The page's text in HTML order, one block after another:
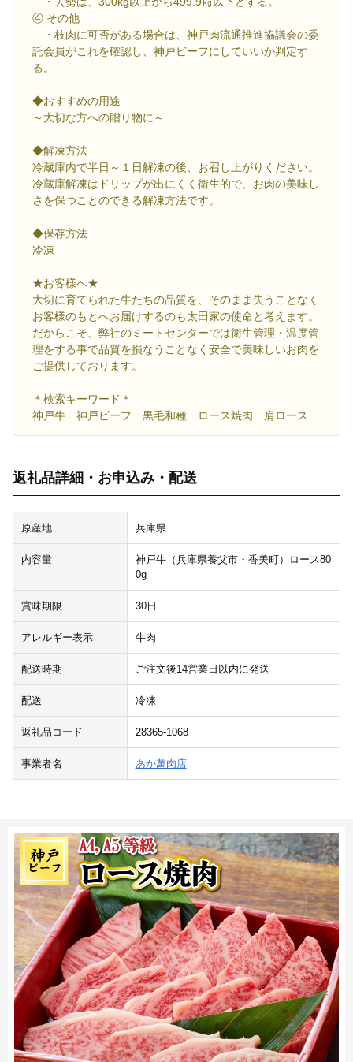
④ その他
・枝肉に可否がある場合は、神戸肉流通推進協議会の委
託会員がこれを確認し、神戸ビーフにしていいか判定す
る。
◆おすすめの用途
～大切な方への贈り物に～
◆解凍方法
冷蔵庫内で半日～１日解凍の後、お召し上がりください。
冷蔵庫解凍はドリップが出にくく衛生的で、お肉の美味し
さを保つことのできる解凍方法です。
◆保存方法
冷凍
★お客様へ★
大切に育てられた牛たちの品質を、そのまま失うことなく
お客様のもとへお届けするのも太田家の使命と考えます。
だからこそ、弊社のミートセンターでは衛生管理・温度管
理をする事で品質を損なうことなく安全で美味しいお肉を
ご提供しております。
＊検索キーワード＊
神戸牛 神戸ビーフ 黒毛和種 ロース焼肉 肩ロース
返礼品詳細・お申込み・配送
原産地 兵庫県
内容量
神戸牛（兵庫県養父市・香美町）ロース80
0g
賞味期限 30日
アレルギー表示 牛肉
配送時期 ご注文後14営業日以内に発送
配送 冷凍
返礼品コード 28365-1068
事業者名 あか萬肉店